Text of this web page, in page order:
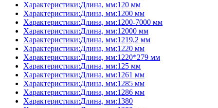
Характеристики:Длина, мм:120 мм
Характеристики:Длина, мм:1200 мм
Характеристики:Длина, мм:1200-7000 мм
Характеристики:Длина, мм:12000 мм
Характеристики:Длина, мм:1219,2 мм
Характеристики:Длина, мм:1220 мм
Характеристики:Длина, мм:1220*279 мм
Характеристики:Длина, мм:125 мм
Характеристики:Длина, мм:1261 мм
Характеристики:Длина, мм:1285 мм
Характеристики:Длина, мм:1286 мм
Характеристики:Длина, мм:1380